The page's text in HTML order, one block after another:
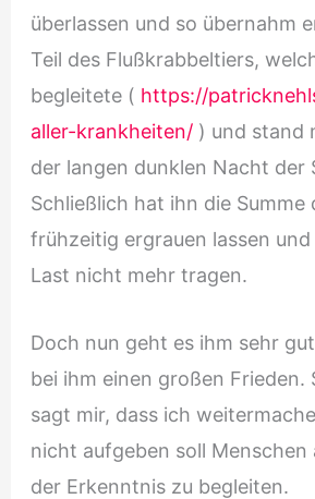
überlassen und so übernahm
Teil des Flußkrabbeltiers,
begleitete ( https://
aller-krankheiten/) und stand
der langen dunklen Nacht der
Schließlich hat ihn die Summe
frühzeitig ergrauen lassen
Last nicht mehr tragen.
Doch nun geht es ihm sehr
bei ihm einen großen Frieden.
sagt mir, dass ich
nicht aufgeben soll Menschen
der Erkenntnis zu begleiten.